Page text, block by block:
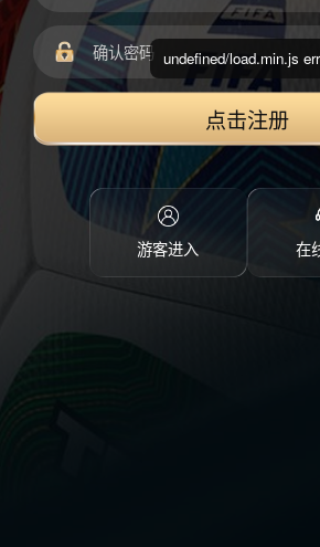
点击注册
游客进入 在
undefined/load.min.js